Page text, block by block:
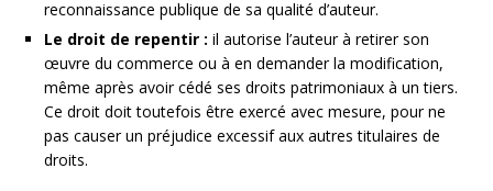
reconnaissance publique de sa qualité d’auteur.
Le droit de repentir : il autorise l’auteur à retirer son
œuvre du commerce ou à en demander la modification,
même après avoir cédé ses droits patrimoniaux à un tiers.
Ce droit doit toutefois être exercé avec mesure, pour ne
pas causer un préjudice excessif aux autres titulaires de
droits.